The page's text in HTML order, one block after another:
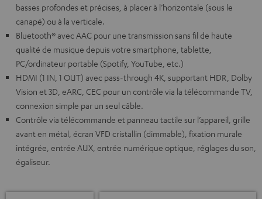
basses profondes et précises, à placer à l’horizontale (sous le
canapé) ou à la verticale.
Bluetooth® avec AAC pour une transmission sans fil de haute
qualité de musique depuis votre smartphone, tablette,
PC/ordinateur portable (Spotify, YouTube, etc.)
HDMI (1 IN, 1 OUT) avec pass-through 4K, supportant HDR, Dolby
Vision et 3D, eARC, CEC pour un contrôle via la télécommande TV,
connexion simple par un seul câble.
Contrôle via télécommande et panneau tactile sur l’appareil, grille
avant en métal, écran VFD cristallin (dimmable), fixation murale
intégrée, entrée AUX, entrée numérique optique, réglages du son,
égaliseur.